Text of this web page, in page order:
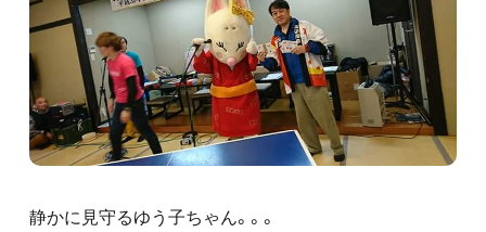
静かに見守るゆう子ちゃん。。。